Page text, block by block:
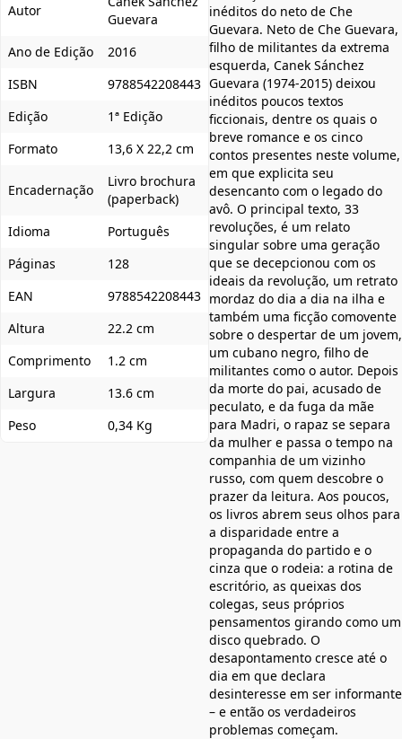
Autor
Guevara
Ano de Edição
2016
ISBN
9788542208443
Edição
1ª Edição
Formato
13,6 X 22,2 cm
Encadernação
Livro brochura
(paperback)
Idioma
Português
Páginas
128
EAN
9788542208443
Altura
22.2 cm
Comprimento
1.2 cm
Largura
13.6 cm
Peso
0,34 Kg
inéditos do neto de Che
Guevara. Neto de Che Guevara,
filho de militantes da extrema
esquerda, Canek Sánchez
Guevara (1974-2015) deixou
inéditos poucos textos
ficcionais, dentre os quais o
breve romance e os cinco
contos presentes neste volume,
em que explicita seu
desencanto com o legado do
avô. O principal texto, 33
revoluções, é um relato
singular sobre uma geração
que se decepcionou com os
ideais da revolução, um retrato
mordaz do dia a dia na ilha e
também uma ficção comovente
sobre o despertar de um jovem,
um cubano negro, filho de
militantes como o autor. Depois
da morte do pai, acusado de
peculato, e da fuga da mãe
para Madri, o rapaz se separa
da mulher e passa o tempo na
companhia de um vizinho
russo, com quem descobre o
prazer da leitura. Aos poucos,
os livros abrem seus olhos para
a disparidade entre a
propaganda do partido e o
cinza que o rodeia: a rotina de
escritório, as queixas dos
colegas, seus próprios
pensamentos girando como um
disco quebrado. O
desapontamento cresce até o
dia em que declara
desinteresse em ser informante
– e então os verdadeiros
problemas começam.